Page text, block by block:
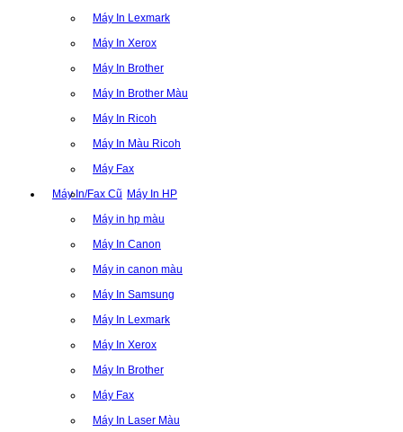
Máy In Lexmark
Máy In Xerox
Máy In Brother
Máy In Brother Màu
Máy In Ricoh
Máy In Màu Ricoh
Máy Fax
Máy In/Fax Cũ Máy In HP
Máy in hp màu
Máy In Canon
Máy in canon màu
Máy In Samsung
Máy In Lexmark
Máy In Xerox
Máy In Brother
Máy Fax
Máy In Laser Màu